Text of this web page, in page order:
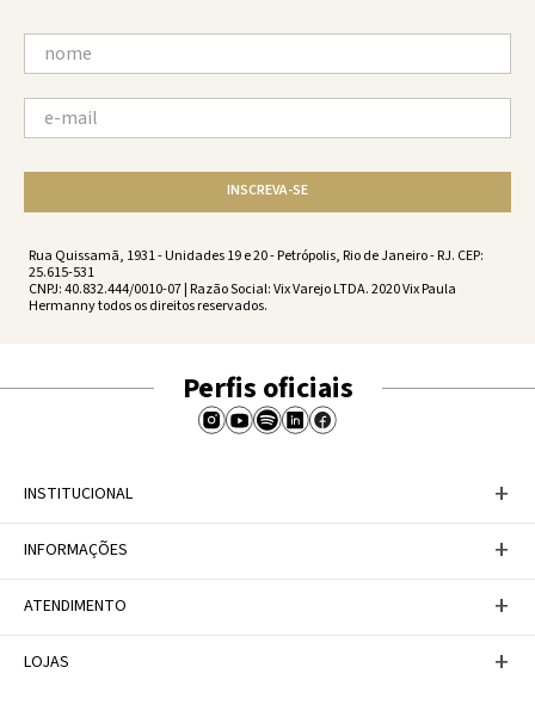
INSCREVA-SE
Rua Quissamã, 1931 - Unidades 19 e 20 - Petrópolis, Rio de Janeiro - RJ. CEP:
25.615-531
CNPJ: 40.832.444/0010-07 | Razão Social: Vix Varejo LTDA. 2020 Vix Paula
Hermanny todos os direitos reservados.
Perfis oficiais
INSTITUCIONAL +
A Marca
Trabalhe conosco
INFORMAÇÕES +
Política de Privacidade
Tabela de Medidas
ATENDIMENTO +
Personal Shopper
LOJAS +